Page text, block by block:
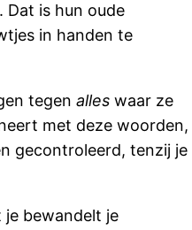
Dat is hun oude
in handen te
tegen alles waar ze
met deze woorden,
gecontroleerd, tenzij je
je bewandelt je